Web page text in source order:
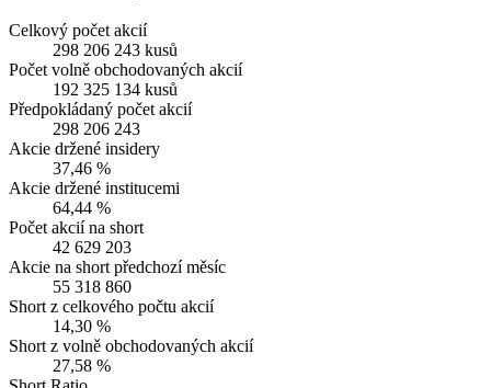
Celkový počet akcií
298 206 243 kusů
Počet volně obchodovaných akcií
192 325 134 kusů
Předpokládaný počet akcií
298 206 243
Akcie držené insidery
37,46 %
Akcie držené institucemi
64,44 %
Počet akcií na short
42 629 203
Akcie na short předchozí měsíc
55 318 860
Short z celkového počtu akcií
14,30 %
Short z volně obchodovaných akcií
27,58 %